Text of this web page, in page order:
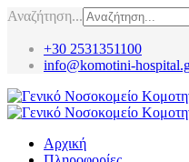
Αναζήτηση...
+30 2531351100
info@komotini-
Αρχική